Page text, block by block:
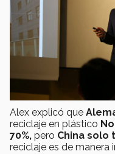
Alex explicó que
reciclaje en plástico
70%, pero China solo
reciclaje es de manera